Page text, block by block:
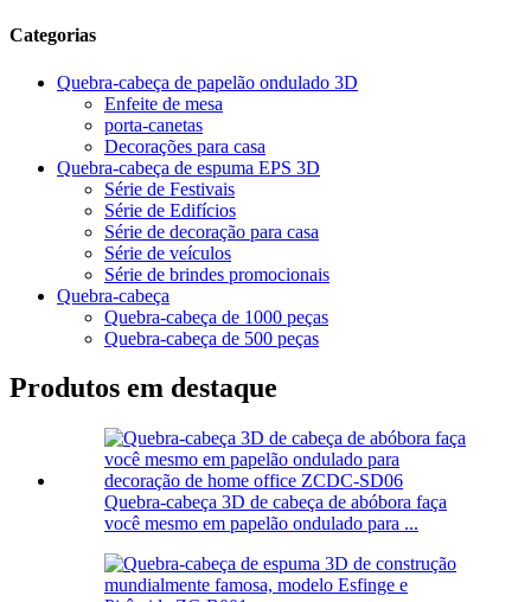
Categorias
Quebra-cabeça de papelão ondulado 3D
Enfeite de mesa
porta-canetas
Decorações para casa
Quebra-cabeça de espuma EPS 3D
Série de Festivais
Série de Edifícios
Série de decoração para casa
Série de veículos
Série de brindes promocionais
Quebra-cabeça
Quebra-cabeça de 1000 peças
Quebra-cabeça de 500 peças
Produtos em destaque
Quebra-cabeça 3D de cabeça de abóbora faça
você mesmo em papelão ondulado para ...